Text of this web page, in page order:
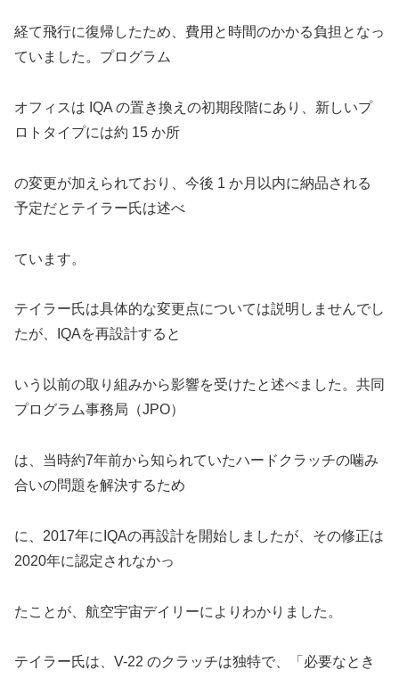
経て飛行に復帰したため、費用と時間のかかる負担となっ
ていました。プログラム
オフィスは IQA の置き換えの初期段階にあり、新しいプ
ロトタイプには約 15 か所
の変更が加えられており、今後 1 か月以内に納品される
予定だとテイラー氏は述べ
ています。
テイラー氏は具体的な変更点については説明しませんでし
たが、IQAを再設計すると
いう以前の取り組みから影響を受けたと述べました。共同
プログラム事務局（JPO）
は、当時約7年前から知られていたハードクラッチの噛み
合いの問題を解決するため
に、2017年にIQAの再設計を開始しましたが、その修正は
2020年に認定されなかっ
たことが、航空宇宙デイリーによりわかりました。
テイラー氏は、V-22 のクラッチは独特で、「必要なとき